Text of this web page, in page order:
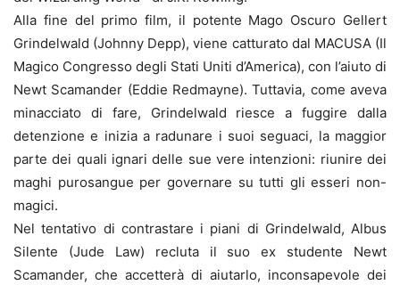
Alla fine del primo film, il potente Mago Oscuro Gellert
Grindelwald (Johnny Depp), viene catturato dal MACUSA (Il
Magico Congresso degli Stati Uniti d’America), con l’aiuto di
Newt Scamander (Eddie Redmayne). Tuttavia, come aveva
minacciato di fare, Grindelwald riesce a fuggire dalla
detenzione e inizia a radunare i suoi seguaci, la maggior
parte dei quali ignari delle sue vere intenzioni: riunire dei
maghi purosangue per governare su tutti gli esseri non-
magici.
Nel tentativo di contrastare i piani di Grindelwald, Albus
Silente (Jude Law) recluta il suo ex studente Newt
Scamander, che accetterà di aiutarlo, inconsapevole dei